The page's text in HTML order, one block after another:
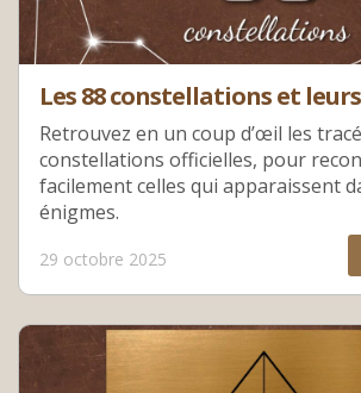
Les 88 constellations et
Retrouvez en un coup d’œil les
constellations officielles, pour
facilement celles qui apparaissent
énigmes.
29 octobre 2025